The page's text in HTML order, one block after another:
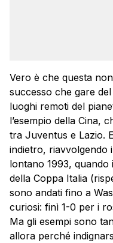
Vero è che questa
successo che gare
luoghi remoti del
l’esempio della Cina,
tra Juventus e Lazio.
indietro, riavvolgendo
lontano 1993,
della Coppa Italia
sono andati fino a
curiosi: finì 1-0 per i
Ma gli esempi sono
allora perché